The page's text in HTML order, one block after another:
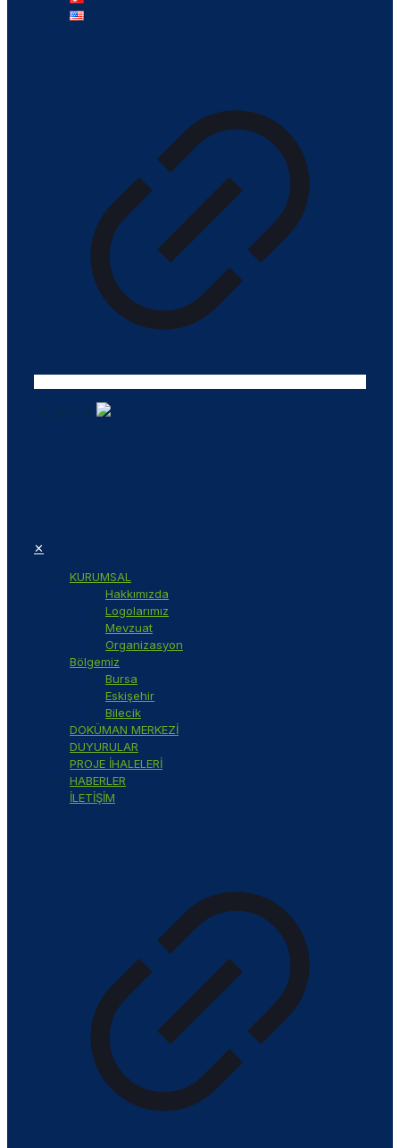
✕
KURUMSAL
Hakkımızda
Logolarımız
Mevzuat
Organizasyon
Bölgemiz
Bursa
Eskişehir
Bilecik
DOKÜMAN MERKEZİ
DUYURULAR
PROJE İHALELERİ
HABERLER
İLETİŞİM